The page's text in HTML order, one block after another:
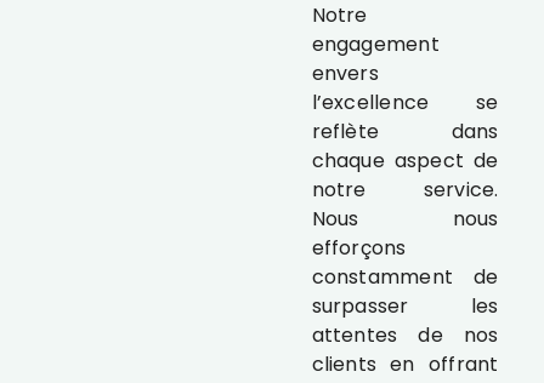
Notre
engagement
envers
l’excellence se
reflète dans
chaque aspect de
notre service.
Nous nous
efforçons
constamment de
surpasser les
attentes de nos
clients en offrant